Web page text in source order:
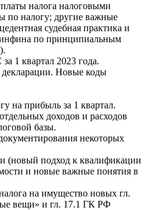
налога налоговыми
по налогу; другие важные
судебная практика и
по принципиальным
1 квартал 2023 года.
Новые коды
на прибыль за 1 квартал.
доходов и расходов
базы.
некоторых
(новый подход к квалификации
и новые важные понятия в
на имущество новых гл.
вещи» и гл. 17.1 ГК РФ